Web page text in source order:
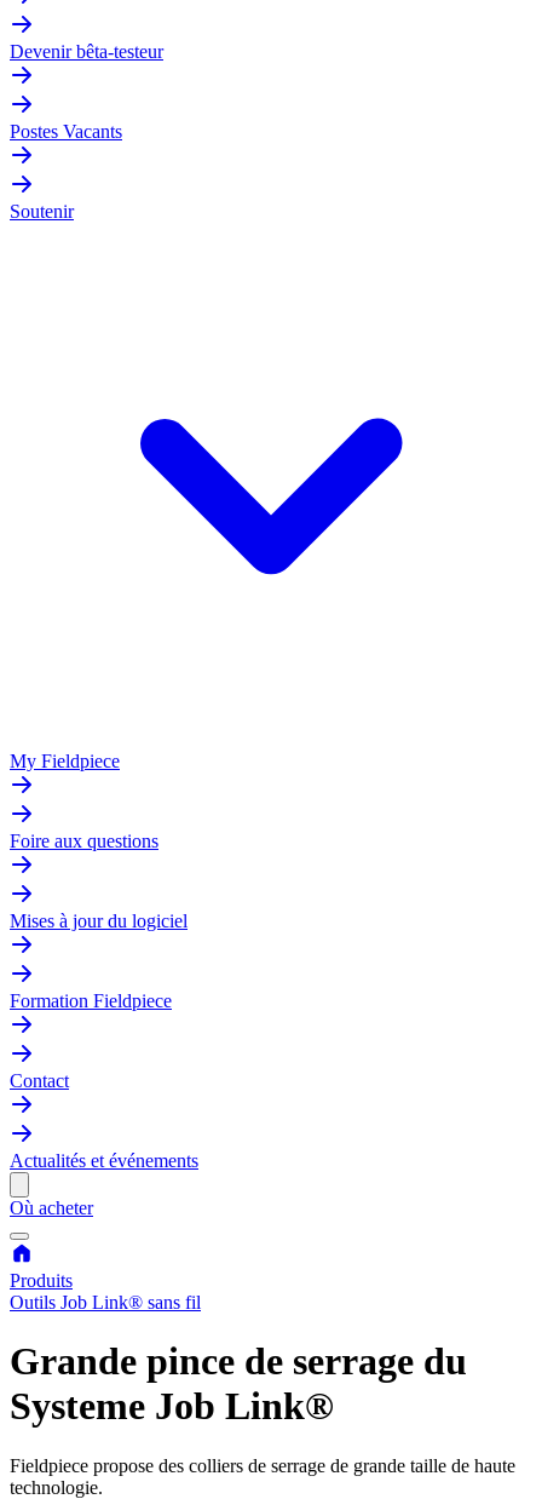
Devenir bêta-testeur
Postes Vacants
Soutenir
My Fieldpiece
Foire aux questions
Mises à jour du logiciel
Formation Fieldpiece
Contact
Actualités et événements
Où acheter
Produits
Outils Job Link® sans fil
Grande pince de serrage du
Systeme Job Link®
Fieldpiece propose des colliers de serrage de grande taille de haute
technologie.